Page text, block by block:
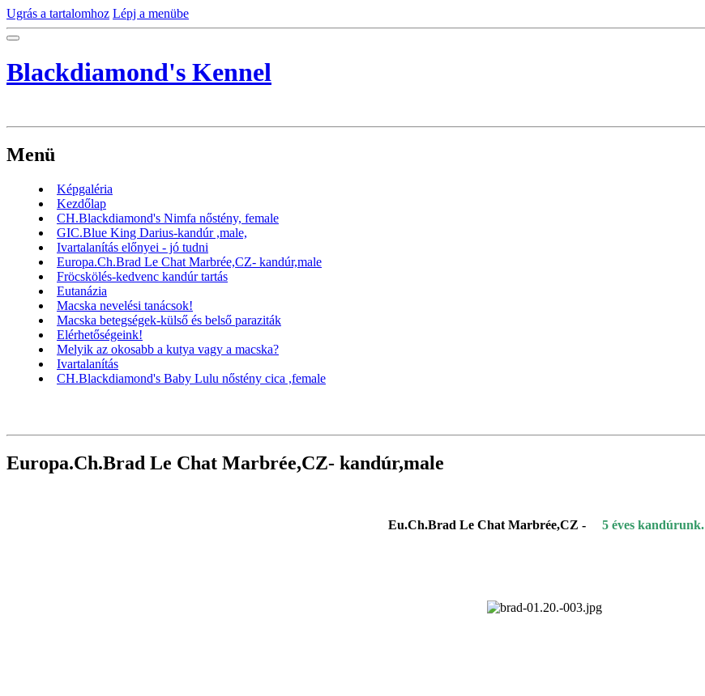
Ugrás a tartalomhoz Lépj a menübe
Blackdiamond's Kennel
Menü
Képgaléria
Kezdőlap
CH.Blackdiamond's Nimfa nőstény, female
GIC.Blue King Darius-kandúr ,male,
Ivartalanítás előnyei - jó tudni
Europa.Ch.Brad Le Chat Marbrée,CZ- kandúr,male
Fröcskölés-kedvenc kandúr tartás
Eutanázia
Macska nevelési tanácsok!
Macska betegségek-külső és belső paraziták
Elérhetőségeink!
Melyik az okosabb a kutya vagy a macska?
Ivartalanítás
CH.Blackdiamond's Baby Lulu nőstény cica ,female
Europa.Ch.Brad Le Chat Marbrée,CZ- kandúr,male
Eu.Ch.Brad Le Chat Marbrée,CZ - 5 éves kandúrunk.